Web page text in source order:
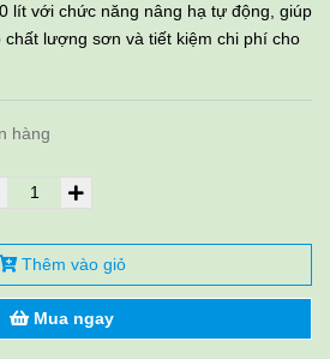
lít với chức năng nâng hạ tự động, giúp
lượng sơn và tiết kiệm chi phí cho
hàng
Thêm vào giỏ
Mua ngay